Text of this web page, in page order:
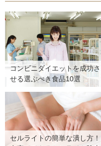
コンビニダイエットを成功さ
せる選ぶべき食品10選
セルライトの簡単な潰し方！